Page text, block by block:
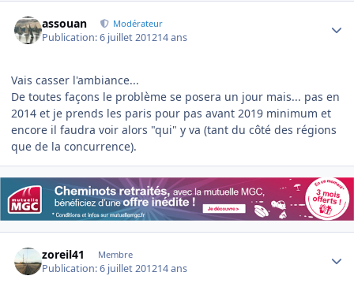
assouan Modérateur
Publication:6 juillet 201214 ans
Vais casser l'ambiance...
De toutes façons le problème se posera un jour mais... pas en
2014 et je prends les paris pour pas avant 2019 minimum et
encore il faudra voir alors "qui" y va (tant du côté des régions
que de la concurrence).
zoreil41 Membre
Publication:6 juillet 201214 ans